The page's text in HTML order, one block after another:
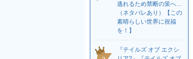
逃れるため禁断の策へ…
（ネタバレあり）【この
素晴らしい世界に祝福
を！】
『テイルズ オブ エクシ